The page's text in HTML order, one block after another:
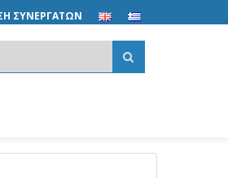
ΣΥΝΕΡΓΑΤΩΝ